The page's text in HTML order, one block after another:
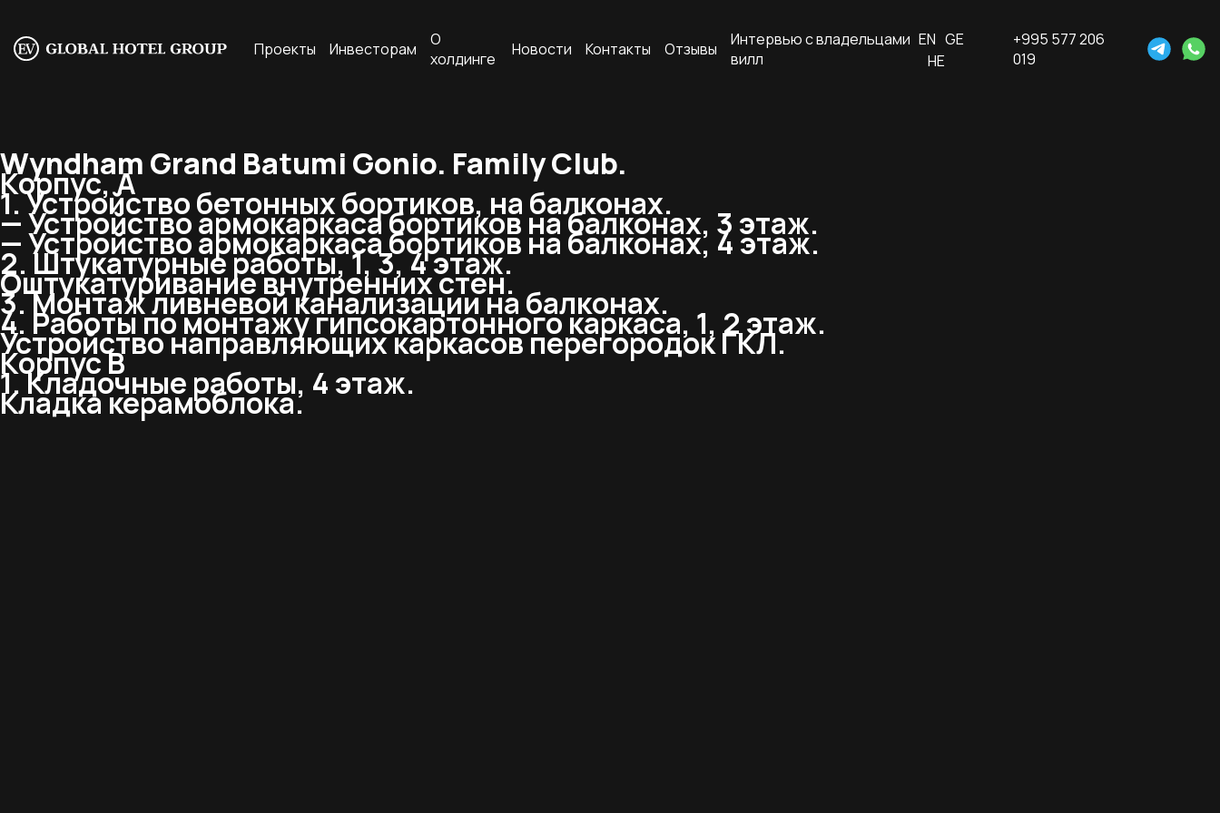
Проекты Инвесторам
О
холдинге
Новости Контакты Отзывы
Интервью с владельцами
вилл
EN GE
HE
+995 577 206
019
Wyndham Grand Batumi Gonio. Family Club.
Корпус, А
1. Устройство бетонных бортиков, на балконах.
— Устройство армокаркаса бортиков на балконах, 3 этаж.
— Устройство армокаркаса бортиков на балконах, 4 этаж.
2. Штукатурные работы, 1, 3, 4 этаж.
Оштукатуривание внутренних стен.
3. Монтаж ливневой канализации на балконах.
4. Работы по монтажу гипсокартонного каркаса, 1, 2 этаж.
Устройство направляющих каркасов перегородок ГКЛ.
Корпус В
1. Кладочные работы, 4 этаж.
Кладка керамоблока.